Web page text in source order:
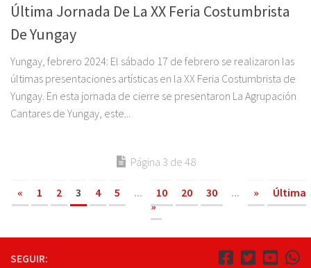
Última Jornada De La XX Feria Costumbrista
De Yungay
Yungay, febrero 2024: El sábado 17 de febrero se realizaron las
últimas presentaciones artísticas en la XX Feria Costumbrista de
Yungay. En esta jornada de cierre se presentaron La Agrupación
Cantares de Yungay, este...
Página 3 de 48
« 1 2 3 4 5 ... 10 20 30 ... »
Última
»
SEGUIR: